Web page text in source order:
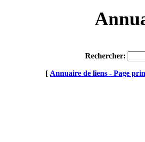
Rechercher:
[ Annuaire de liens - Page